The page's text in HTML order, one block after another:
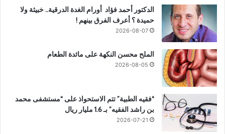
الدكتور أحمد فؤاد أورام الغدة الدرقية.. خبيثة ولا
حميدة ؟ أعرف الفرق بينهم !
2026-08-07
الملح محسن النكهة على مائدة الطعام
2026-08-05
“فقيه الطبية” تتم الاستحواذ على “مستشفى محمد
بن راشد الفقيه” بـ 1.6 مليار ريال
2026-07-21